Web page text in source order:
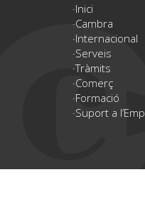
Inici
Cambra
Internacional
Serveis
Tràmits
Comerç
Formació
Suport a